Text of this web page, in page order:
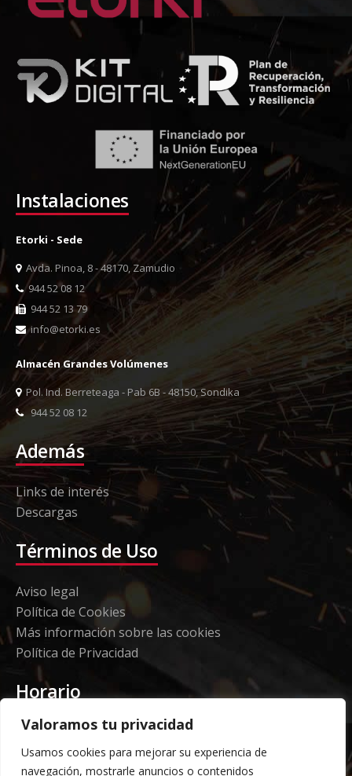
Valoramos tu privacidad
Usamos cookies para mejorar su experiencia de
navegación, mostrarle anuncios o contenidos
Instalaciones
Etorki - Sede
Avda. Pinoa, 8 - 48170, Zamudio
944 52 08 12
944 52 13 79
info@etorki.es
Almacén Grandes Volúmenes
Pol. Ind. Berreteaga - Pab 6B - 48150, Sondika
944 52 08 12
Además
Links de interés
Descargas
Términos de Uso
Aviso legal
Política de Cookies
Más información sobre las cookies
Política de Privacidad
Horario
Etorki - Sede
Lunes a jueves 08:00 a 16:00